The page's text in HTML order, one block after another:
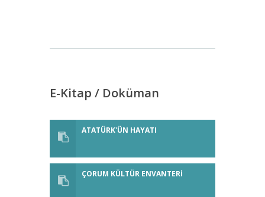
E-Kitap / Doküman
ATATÜRK'ÜN HAYATI
ÇORUM KÜLTÜR ENVANTERİ